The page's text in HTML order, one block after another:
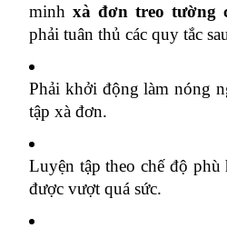
minh xà đơn treo tường
phải tuân thủ các quy tắc
Phải khởi động làm nóng
tập xà đơn.
Luyện tập theo chế độ
được vượt quá sức.